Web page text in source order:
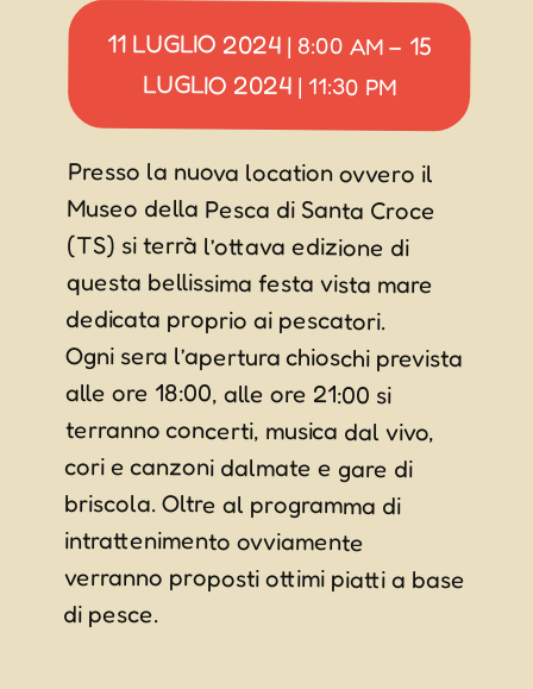
11 LUGLIO 2024 | 8:00 AM– 15
LUGLIO 2024 | 11:30 PM
Presso la nuova location ovvero il
Museo della Pesca di Santa Croce
(TS) si terrà l’ottava edizione di
questa bellissima festa vista mare
dedicata proprio ai pescatori.
Ogni sera l’apertura chioschi prevista
alle ore 18:00, alle ore 21:00 si
terranno concerti, musica dal vivo,
cori e canzoni dalmate e gare di
briscola. Oltre al programma di
intrattenimento ovviamente
verranno proposti ottimi piatti a base
di pesce.